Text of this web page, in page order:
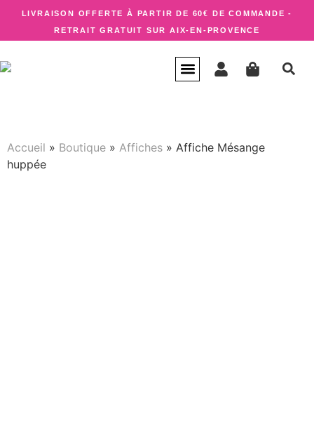
LIVRAISON OFFERTE À PARTIR DE 60€ DE COMMANDE -
RETRAIT GRATUIT SUR AIX-EN-PROVENCE
Accueil » Boutique » Affiches » Affiche Mésange
huppée